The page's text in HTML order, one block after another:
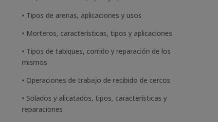
• Tipos de arenas, aplicaciones y usos
• Morteros, características, tipos y aplicaciones
• Tipos de tabiques, corrido y reparación de los
mismos
• Operaciones de trabajo de recibido de cercos
• Solados y alicatados, tipos, características y
reparaciones